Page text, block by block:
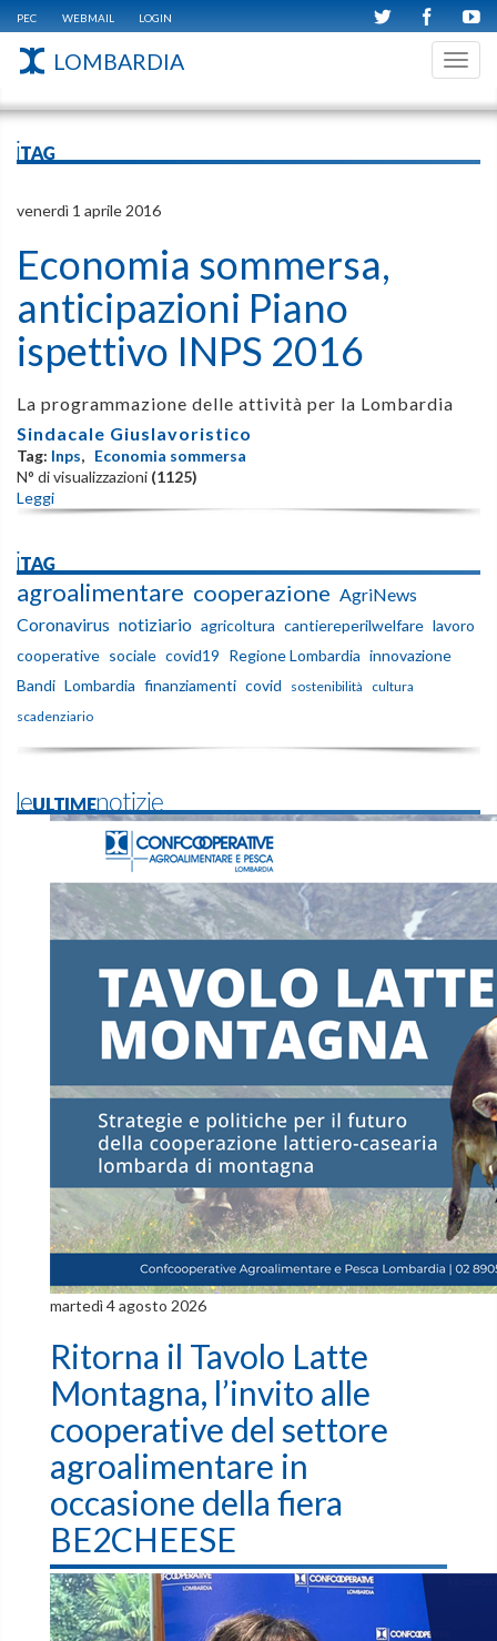
PEC WEBMAIL LOGIN
LOMBARDIA
iTAG
venerdì 1 aprile 2016
Economia sommersa,
anticipazioni Piano
ispettivo INPS 2016
La programmazione delle attività per la Lombardia
Sindacale Giuslavoristico
Tag: Inps, Economia sommersa
N° di visualizzazioni (1125)
Leggi
iTAG
agroalimentare cooperazione AgriNews
Coronavirus notiziario agricoltura cantiereperilwelfare lavoro
cooperative sociale covid19 Regione Lombardia innovazione
Bandi Lombardia finanziamenti covid sostenibilità
cultura
scadenziario
leULTIMEnotizie
martedì 4 agosto 2026
Ritorna il Tavolo Latte
Montagna, l’invito alle
cooperative del settore
agroalimentare in
occasione della fiera
BE2CHEESE